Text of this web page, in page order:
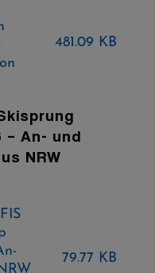
481.09 KB
– An- und
NRW
79.77 KB